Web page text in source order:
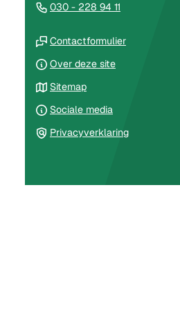
van
paginainhoud
030 - 228 94 11
een
Contactformulier(Verwijst
Over deze site
Sitemap
Sociale media
Privacyverklaring